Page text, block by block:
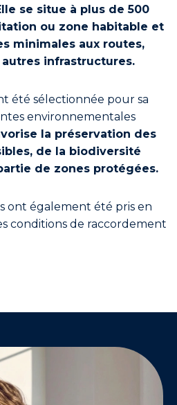
se situe à plus de 500
ou zone habitable et
minimales aux routes,
infrastructures.
été sélectionnée pour sa
environnementales
la préservation des
de la biodiversité
de zones protégées.
ont également été pris en
conditions de raccordement